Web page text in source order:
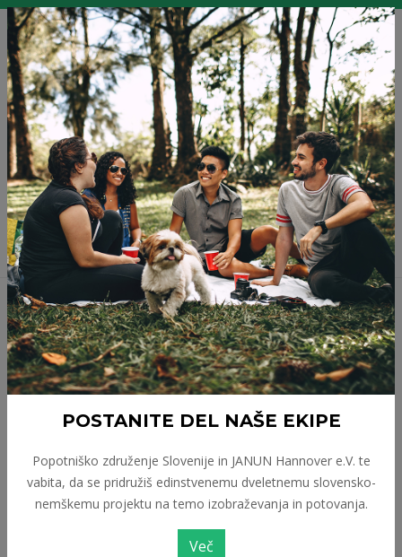
SI
SLO
ENG
DEU
Kdo smo
POSTANITE DEL NAŠE EKIPE
Popotniško združenje Slovenije in JANUN Hannover e.V. te
vabita, da se pridružiš edinstvenemu dveletnemu slovensko-
nemškemu projektu na temo izobraževanja in potovanja.
Več